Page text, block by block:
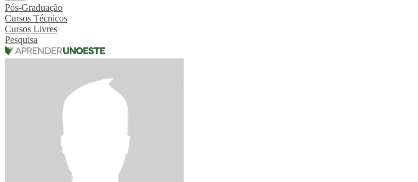
Pós-Graduação
Cursos Técnicos
Cursos Livres
Pesquisa